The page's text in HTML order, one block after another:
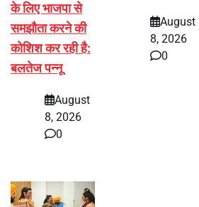
के लिए भाजपा से
समझौता करने की
कोशिश कर रही है:
बलतेज पन्नू
August
8, 2026
0
August
8, 2026
0